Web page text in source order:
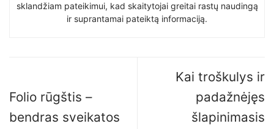
sklandžiam pateikimui, kad skaitytojai greitai rastų naudingą
ir suprantamai pateiktą informaciją.
Folio rūgštis –
bendras sveikatos
Kai troškulys ir
padažnėjęs
šlapinimasis